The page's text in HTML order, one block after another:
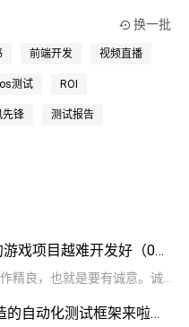
换一批
前端开发 视频直播
测试 ROI
先锋 测试报告
项目越难开发好（04期）
试框架来啦！20个体验资格免费发放